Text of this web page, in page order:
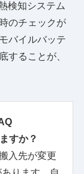
検知システム
のチェックが
バイルバッテ
することが、
すか？
入先が変更